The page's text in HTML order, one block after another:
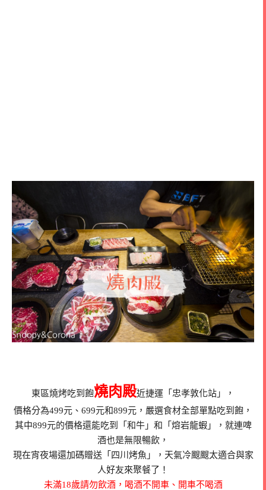
東區燒烤吃到飽燒肉殿近捷運「忠孝敦化站」，
價格分為499元、699元和899元，嚴選食材全部單點吃到飽，
其中899元的價格還能吃到「和牛」和「熔岩龍蝦」，就連啤
酒也是無限暢飲，
現在宵夜場還加碼贈送「四川烤魚」，天氣冷颼颼太適合與家
人好友來聚餐了！
未滿18歲請勿飲酒，喝酒不開車、開車不喝酒